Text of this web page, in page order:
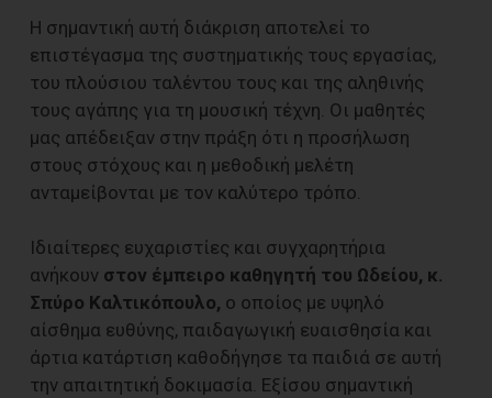
Η σημαντική αυτή διάκριση αποτελεί το
επιστέγασμα της συστηματικής τους εργασίας,
του πλούσιου ταλέντου τους και της αληθινής
τους αγάπης για τη μουσική τέχνη. Οι μαθητές
μας απέδειξαν στην πράξη ότι η προσήλωση
στους στόχους και η μεθοδική μελέτη
ανταμείβονται με τον καλύτερο τρόπο.
Ιδιαίτερες ευχαριστίες και συγχαρητήρια
ανήκουν στον έμπειρο καθηγητή του Ωδείου, κ.
Σπύρο Καλτικόπουλο, ο οποίος με υψηλό
αίσθημα ευθύνης, παιδαγωγική ευαισθησία και
άρτια κατάρτιση καθοδήγησε τα παιδιά σε αυτή
την απαιτητική δοκιμασία. Εξίσου σημαντική